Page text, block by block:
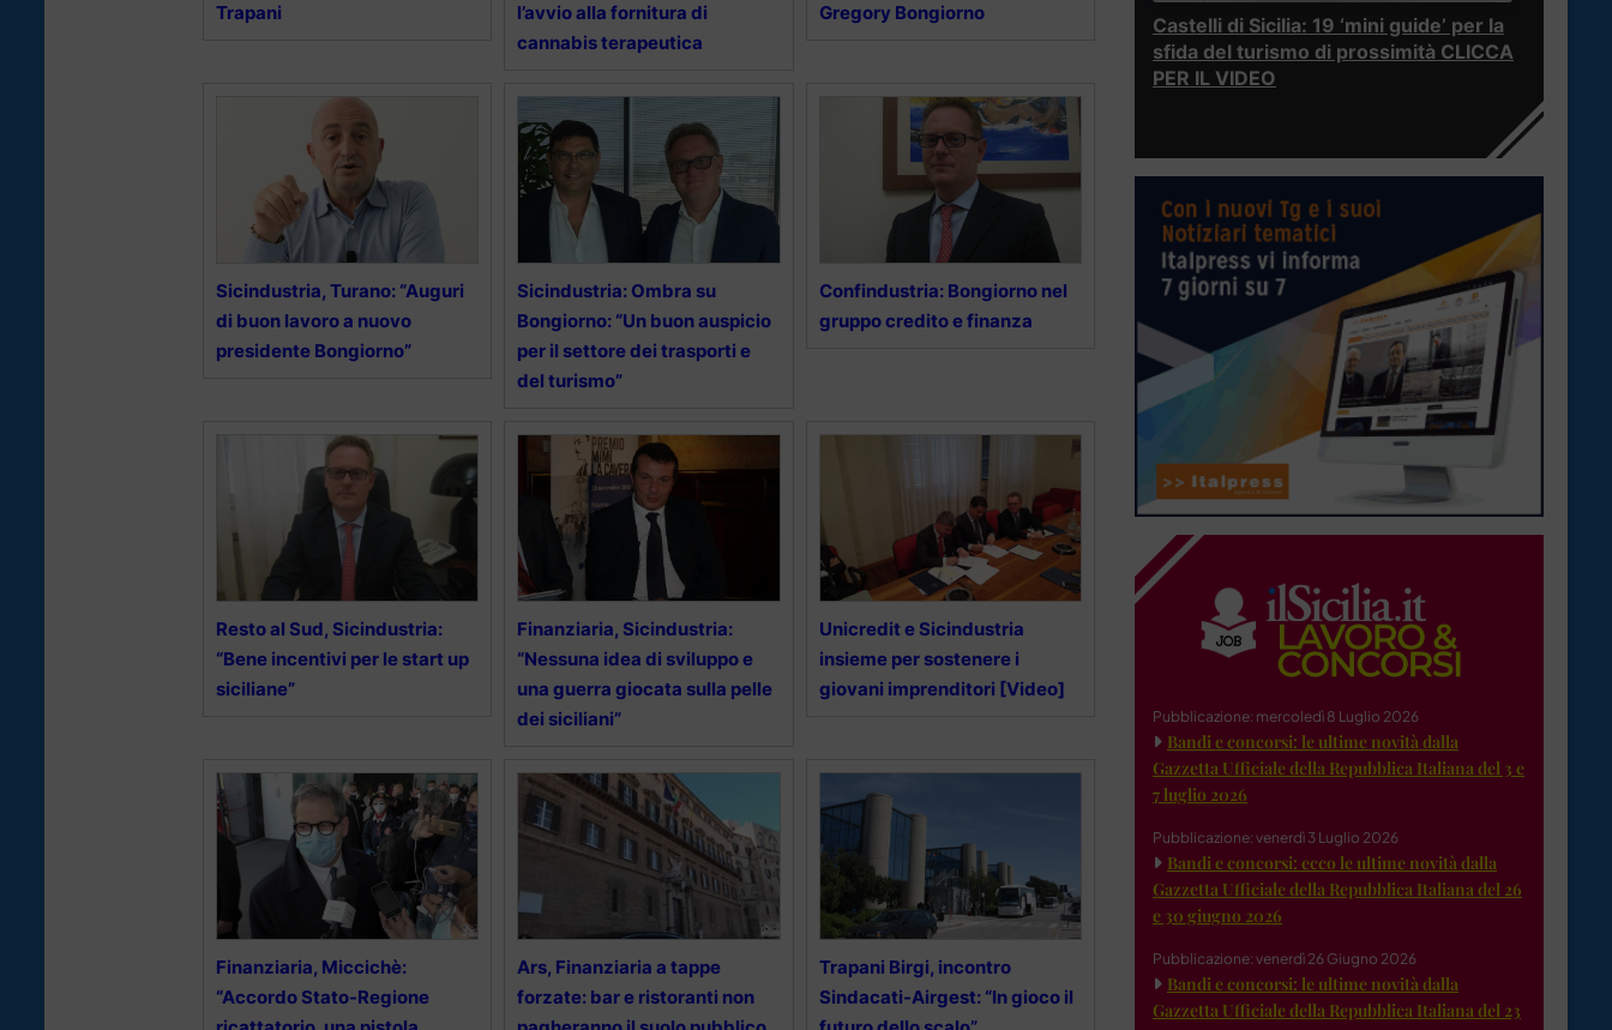
Trapani
l’avvio alla fornitura di
cannabis terapeutica
Gregory Bongiorno
Sicindustria, Turano: “Auguri
di buon lavoro a nuovo
presidente Bongiorno”
Sicindustria: Ombra su
Bongiorno: “Un buon auspicio
per il settore dei trasporti e
del turismo”
Confindustria: Bongiorno nel
gruppo credito e finanza
Resto al Sud, Sicindustria:
“Bene incentivi per le start up
siciliane”
Finanziaria, Sicindustria:
“Nessuna idea di sviluppo e
una guerra giocata sulla pelle
dei siciliani”
Unicredit e Sicindustria
insieme per sostenere i
giovani imprenditori [Video]
Finanziaria, Miccichè:
“Accordo Stato-Regione
Ars, Finanziaria a tappe
forzate: bar e ristoranti non
Trapani Birgi, incontro
Sindacati-Airgest: “In gioco il
Castelli di Sicilia: 19 ‘mini guide’ per la
sfida del turismo di prossimità CLICCA
PER IL VIDEO
Pubblicazione: mercoledì 8 Luglio 2026
Bandi e concorsi: le ultime novità dalla
Gazzetta Ufficiale della Repubblica Italiana del 3 e
7 luglio 2026
Pubblicazione: venerdì 3 Luglio 2026
Bandi e concorsi: ecco le ultime novità dalla
Gazzetta Ufficiale della Repubblica Italiana del 26
e 30 giugno 2026
Pubblicazione: venerdì 26 Giugno 2026
Bandi e concorsi: le ultime novità dalla
Gazzetta Ufficiale della Repubblica Italiana del 23